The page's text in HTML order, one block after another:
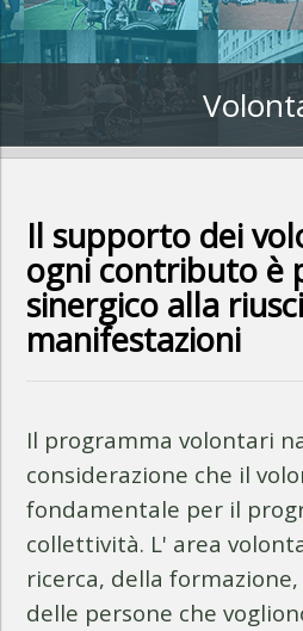
Il supporto dei
ogni contributo è
sinergico alla
manifestazioni
Il programma volontari
considerazione che il
fondamentale per il
collettività. L' area
ricerca, della
delle persone che